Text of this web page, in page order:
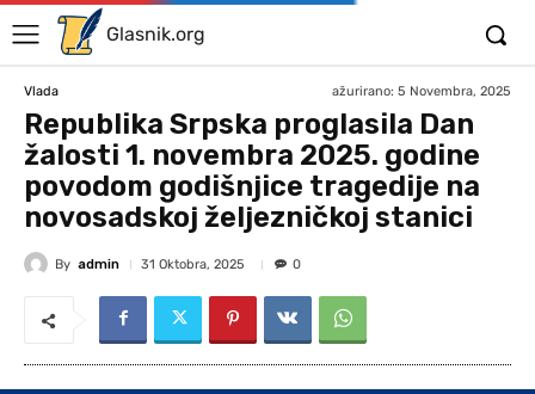
Glasnik.org
Vlada ažurirano: 5 Novembra, 2025
Republika Srpska proglasila Dan
žalosti 1. novembra 2025. godine
povodom godišnjice tragedije na
novosadskoj željezničkoj stanici
By admin 31 Oktobra, 2025 0